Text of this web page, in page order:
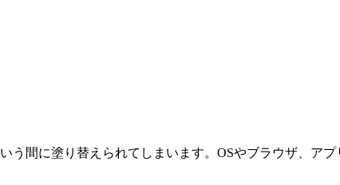
間に塗り替えられてしまいます。OSやブラウザ、ア